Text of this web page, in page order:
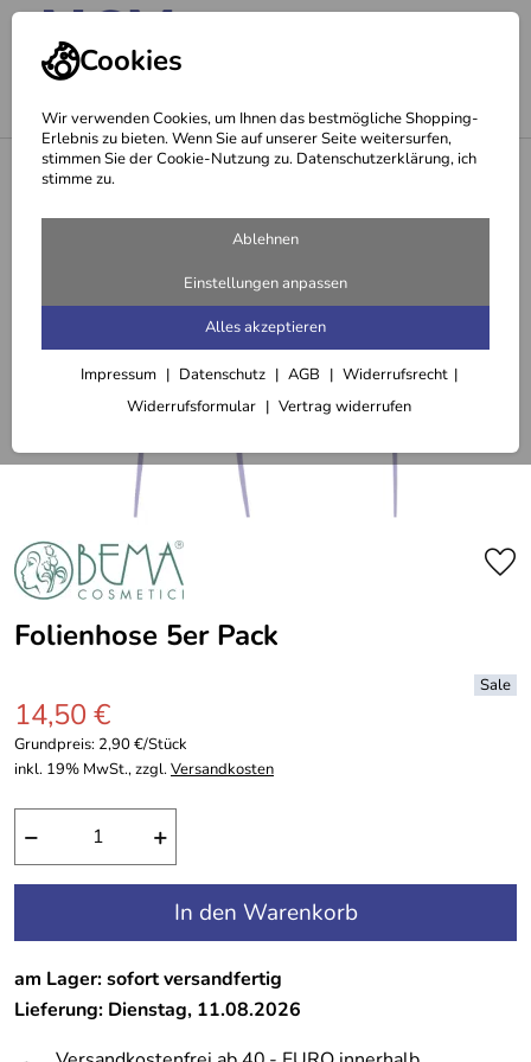
Cookies
Wir verwenden Cookies, um Ihnen das bestmögliche Shopping-
Erlebnis zu bieten. Wenn Sie auf unserer Seite weitersurfen,
stimmen Sie der Cookie-Nutzung zu. Datenschutzerklärung, ich
stimme zu.
Ablehnen
Einstellungen anpassen
Alles akzeptieren
Impressum Datenschutz AGB
Widerrufsrecht
Widerrufsformular
Vertrag widerrufen
Festigung & Cellulite
Folienhose 5er Pack
14,50 €
Grundpreis: 2,90 €/Stück
inkl. 19% MwSt., zzgl.Versandkosten
− +
In den Warenkorb
am Lager: sofort versandfertig
Lieferung: Dienstag, 11.08.2026